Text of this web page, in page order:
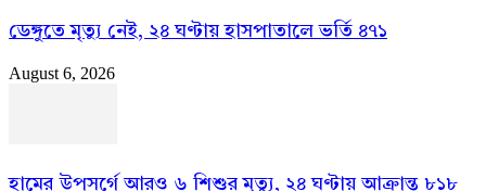
ডেঙ্গুতে মৃত্যু নেই, ২৪ ঘণ্টায় হাসপাতালে ভর্তি ৪৭১
August 6, 2026
হামের উপসর্গে আরও ৬ শিশুর মৃত্যু, ২৪ ঘণ্টায় আক্রান্ত ৮১৮